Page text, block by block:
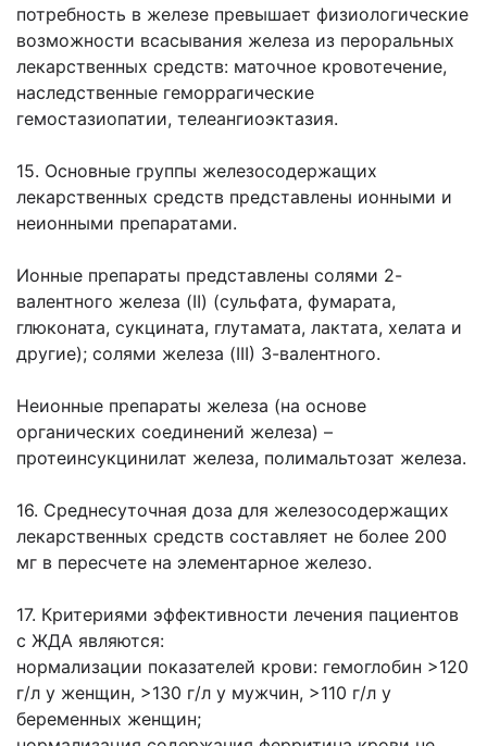
потребность в железе превышает физиологические
возможности всасывания железа из пероральных
лекарственных средств: маточное кровотечение,
наследственные геморрагические
гемостазиопатии, телеангиоэктазия.
15. Основные группы железосодержащих
лекарственных средств представлены ионными и
неионными препаратами.
Ионные препараты представлены солями 2-
валентного железа (II) (сульфата, фумарата,
глюконата, сукцината, глутамата, лактата, хелата и
другие); солями железа (III) 3-валентного.
Неионные препараты железа (на основе
органических соединений железа) –
протеинсукцинилат железа, полимальтозат железа.
16. Среднесуточная доза для железосодержащих
лекарственных средств составляет не более 200
мг в пересчете на элементарное железо.
17. Критериями эффективности лечения пациентов
с ЖДА являются:
нормализации показателей крови: гемоглобин >120
г/л у женщин, >130 г/л у мужчин, >110 г/л у
беременных женщин;